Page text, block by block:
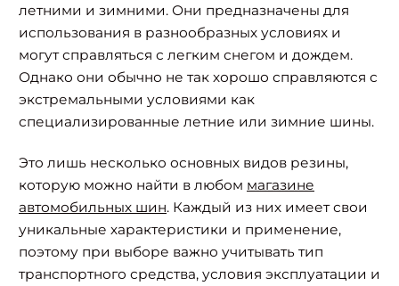
летними и зимними. Они предназначены для
использования в разнообразных условиях и
могут справляться с легким снегом и дождем.
Однако они обычно не так хорошо справляются с
экстремальными условиями как
специализированные летние или зимние шины.
Это лишь несколько основных видов резины,
которую можно найти в любом магазине
автомобильных шин. Каждый из них имеет свои
уникальные характеристики и применение,
поэтому при выборе важно учитывать тип
транспортного средства, условия эксплуатации и